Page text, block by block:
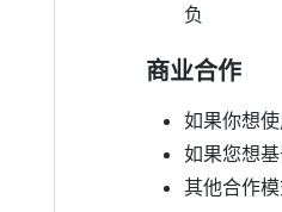
负
商业合作
如果你想
如果您想
其他合作模